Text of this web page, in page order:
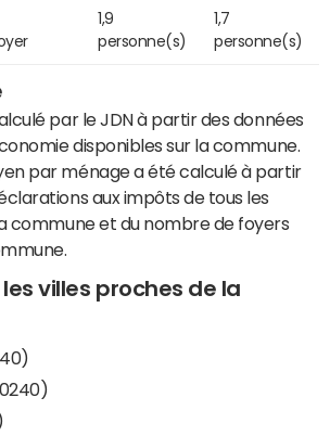
1,9
personne(s)
1,7
personne(s)
par le JDN à partir des données
disponibles sur la commune.
par ménage a été calculé à partir
aux impôts de tous les
commune et du nombre de foyers
villes proches de la